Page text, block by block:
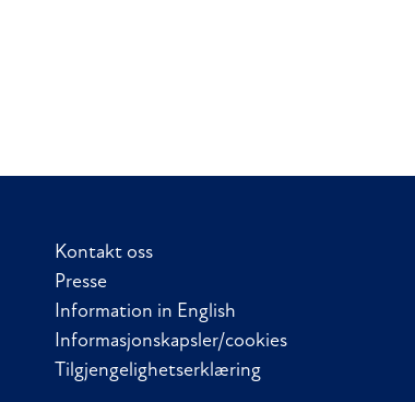
Kontakt oss
Presse
Information in English
Informasjonskapsler/cookies
Tilgjengelighetserklæring